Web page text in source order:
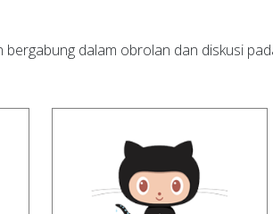
bergabung dalam obrolan dan diskusi